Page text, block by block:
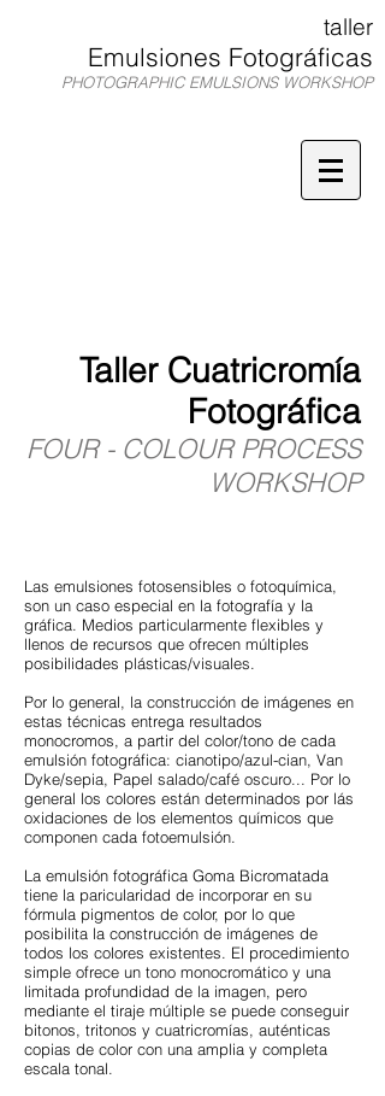
taller
Emulsiones Fotográficas
PHOTOGRAPHIC EMULSIONS WORKSHOP
Taller Cuatricromía
Fotográfica
FOUR - COLOUR PROCESS
WORKSHOP
Las emulsiones fotosensibles o fotoquímica,
son un caso especial en la fotografía y la
gráfica. Medios particularmente flexibles y
llenos de recursos que ofrecen múltiples
posibilidades plásticas/visuales.
Por lo general, la construcción de imágenes en
estas técnicas entrega resultados
monocromos, a partir del color/tono de cada
emulsión fotográfica: cianotipo/azul-cian, Van
Dyke/sepia, Papel salado/café oscuro... Por lo
general los colores están determinados por lás
oxidaciones de los elementos químicos que
componen cada fotoemulsión.
La emulsión fotográfica Goma Bicromatada
tiene la paricularidad de incorporar en su
fórmula pigmentos de color, por lo que
posibilita la construcción de imágenes de
todos los colores existentes. El procedimiento
simple ofrece un tono monocromático y una
limitada profundidad de la imagen, pero
mediante el tiraje múltiple se puede conseguir
bitonos, tritonos y cuatricromías, auténticas
copias de color con una amplia y completa
escala tonal.